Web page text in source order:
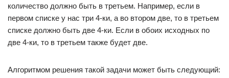
количество должно быть в третьем. Например, если в
первом списке у нас три 4-ки, а во втором две, то в третьем
списке должно быть две 4-ки. Если в обоих исходных по
две 4-ки, то в третьем также будет две.
Алгоритмом решения такой задачи может быть следующий: